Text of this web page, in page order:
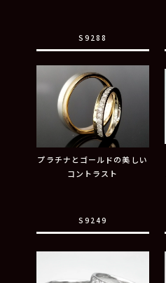
S9288
プラチナとゴールドの美しい
コントラスト
S9249